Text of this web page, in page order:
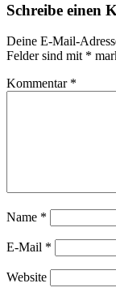
Schreibe einen
Deine E-Mail-
Felder sind mit *
Kommentar *
Name *
E-Mail *
Website